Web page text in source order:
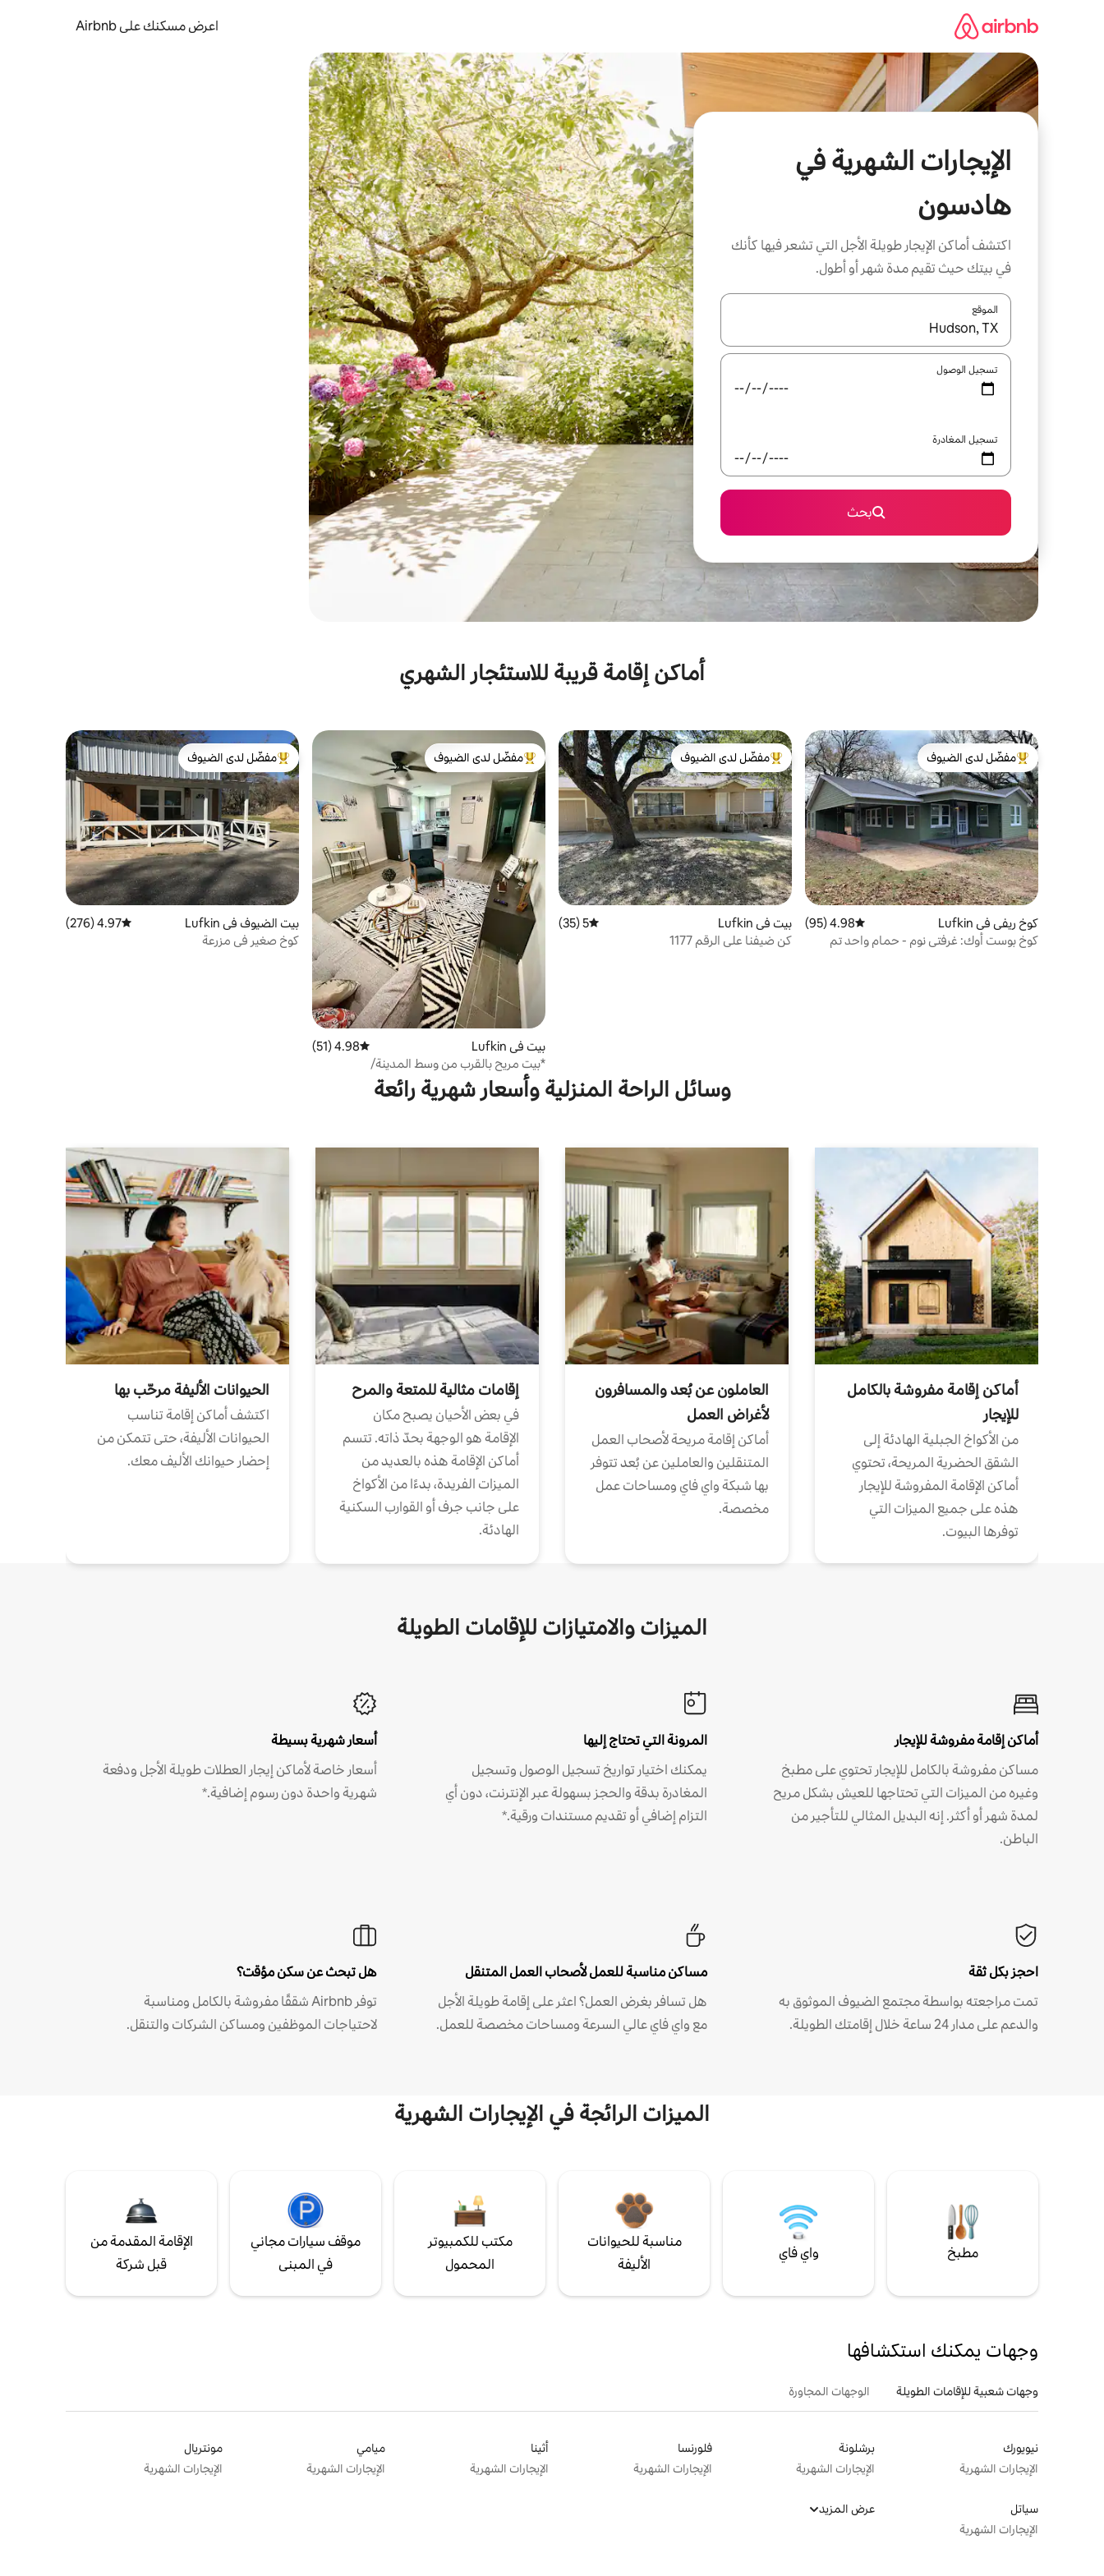
اعرض مسكنك على Airbnb
الإيجارات الشهرية في
هادسون
اكتشف أماكن الإيجار طويلة الأجل التي تشعر فيها كأنك
في بيتك حيث تقيم مدة شهر أو أطول.
الموقع
عند توفر النتائج، انتقل باستخدام السهمين لأعلى ولأسفل أو استكشف عن طريق اللمس أو السحب.
تسجيل الوصول
تسجيل المغادرة
بحث
أماكن إقامة قريبة للاستئجار الشهري
من أبرز البيوت المفضّلة لدى الضيوف
مفضّل لدى الضيوف
كوخ ريفي في Lufkin متوسط التقييم 4.98 من 5، 95 مراجعات
4.98 (95)
كوخ بوست أوك: غرفتي نوم - حمام واحد تم
من أبرز البيوت المفضّلة لدى الضيوف
مفضّل لدى الضيوف
بيت في Lufkin متوسط التقييم 5 من 5، 35 مراجعات
5 (35)
كن ضيفنا على الرقم 1177
من أبرز البيوت المفضّلة لدى الضيوف
مفضّل لدى الضيوف
بيت في Lufkin متوسط التقييم 4.98 من 5، 51 مراجعات
4.98 (51)
*بيت مريح بالقرب من وسط المدينة/
المستشفى*
من أبرز البيوت المفضّلة لدى الضيوف
مفضّل لدى الضيوف
بيت الضيوف في Lufkin متوسط التقييم 4.97 من 5، 276 مراجعات
4.97 (276)
كوخ صغير في مزرعة
وسائل الراحة المنزلية وأسعار شهرية رائعة
أماكن إقامة مفروشة بالكامل
للإيجار
من الأكواخ الجبلية الهادئة إلى
الشقق الحضرية المريحة، تحتوي
أماكن الإقامة المفروشة للإيجار
هذه على جميع الميزات التي
توفرها البيوت.
العاملون عن بُعد والمسافرون
لأغراض العمل
أماكن إقامة مريحة لأصحاب العمل
المتنقلين والعاملين عن بُعد تتوفر
بها شبكة واي فاي ومساحات عمل
مخصصة.
إقامات مثالية للمتعة والمرح
في بعض الأحيان يصبح مكان
الإقامة هو الوجهة بحدّ ذاته. تتسم
أماكن الإقامة هذه بالعديد من
الميزات الفريدة، بدءًا من الأكواخ
على جانب جرف أو القوارب السكنية
الهادئة.
الحيوانات الأليفة مرحّب بها
اكتشف أماكن إقامة تناسب
الحيوانات الأليفة، حتى تتمكن من
إحضار حيوانك الأليف معك.
الميزات والامتيازات للإقامات الطويلة
أماكن إقامة مفروشة للإيجار
مساكن مفروشة بالكامل للإيجار تحتوي على مطبخ
وغيره من الميزات التي تحتاجها للعيش بشكل مريح
لمدة شهر أو أكثر. إنه البديل المثالي للتأجير من
الباطن.
المرونة التي تحتاج إليها
يمكنك اختيار تواريخ تسجيل الوصول وتسجيل
المغادرة بدقة والحجز بسهولة عبر الإنترنت، دون أي
التزام إضافي أو تقديم مستندات ورقية.*
أسعار شهرية بسيطة
أسعار خاصة لأماكن إيجار العطلات طويلة الأجل ودفعة
شهرية واحدة دون رسوم إضافية.*
احجز بكل ثقة
تمت مراجعته بواسطة مجتمع الضيوف الموثوق به
والدعم على مدار 24 ساعة خلال إقامتك الطويلة.
مساكن مناسبة للعمل لأصحاب العمل المتنقل
هل تسافر بغرض العمل؟ اعثر على إقامة طويلة الأجل
مع واي فاي عالي السرعة ومساحات مخصصة للعمل.
هل تبحث عن سكن مؤقت؟
توفر Airbnb شققًا مفروشة بالكامل ومناسبة
لاحتياجات الموظفين ومساكن الشركات والتنقل.
الميزات الرائجة في الإيجارات الشهرية
مطبخ واي فاي
مناسبة للحيوانات
الأليفة
مكتب للكمبيوتر
المحمول
موقف سيارات مجاني
في المبنى
الإقامة المقدمة من
قبل شركة
وجهات يمكنك استكشافها
وجهات شعبية للإقامات الطويلة الوجهات المجاورة
نيويورك
الإيجارات الشهرية
برشلونة
الإيجارات الشهرية
فلورنسا
الإيجارات الشهرية
أثينا
الإيجارات الشهرية
ميامي
الإيجارات الشهرية
مونتريال
الإيجارات الشهرية
سياتل
الإيجارات الشهرية
عرض المزيد